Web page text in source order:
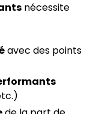
nécessite
avec des points